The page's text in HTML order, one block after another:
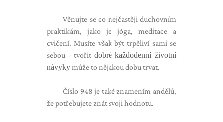
Věnujte se co nejčastěji duchovním
praktikám, jako je jóga, meditace a
cvičení. Musíte však být trpěliví sami se
sebou - tvořit dobré každodenní životní
návykymůže to nějakou dobu trvat.
Číslo 948 je také znamením andělů,
že potřebujete znát svoji hodnotu.